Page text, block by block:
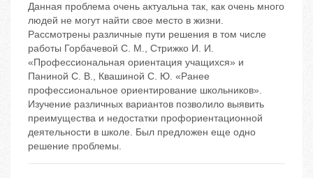
Данная проблема очень актуальна так, как очень много
людей не могут найти свое место в жизни.
Рассмотрены различные пути решения в том числе
работы Горбачевой С. М., Стрижко И. И.
«Профессиональная ориентация учащихся» и
Паниной С. В., Квашиной С. Ю. «Ранее
профессиональное ориентирование школьников».
Изучение различных вариантов позволило выявить
преимущества и недостатки профориентационной
деятельности в школе. Был предложен еще одно
решение проблемы.